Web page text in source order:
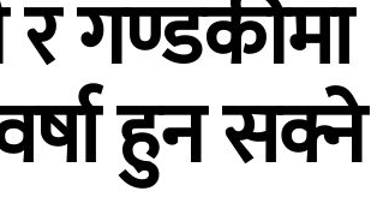
गण्डकीमा
हुन सक्ने